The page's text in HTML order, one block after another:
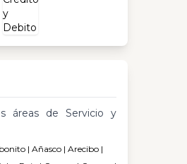
áreas de Servicio y
| Añasco | Arecibo |